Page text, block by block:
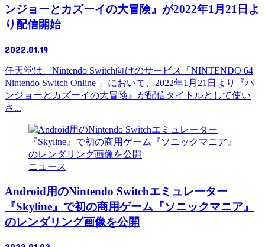
ンジョーとカズーイの大冒険』が2022年1月21日よ
り配信開始
2022.01.19
任天堂は、Nintendo Switch向けのサービス「NINTENDO 64
Nintendo Switch Online 」において、2022年1月21日より『バ
ンジョーとカズーイの大冒険』が配信タイトルとして使い
さ...
ニュース
Android用のNintendo Switchエミュレーター
『Skyline』で初の商用ゲーム『ソニックマニア』
のレンダリング画像を公開